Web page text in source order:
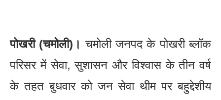
पोखरी (चमोली)। चमोली जनपद के पोखरी ब्लॉक
परिसर में सेवा, सुशासन और विश्वास के तीन वर्ष
के तहत बुधवार को जन सेवा थीम पर बहुद्देशीय